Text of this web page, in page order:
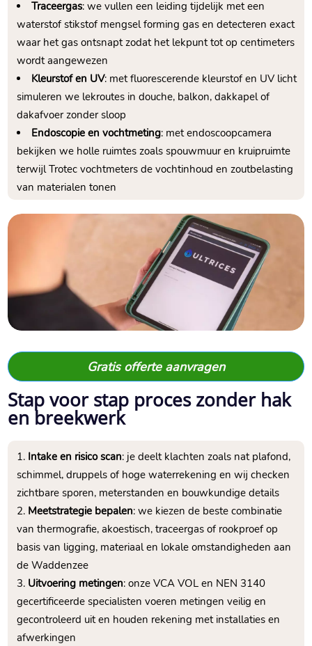
Traceergas: we vullen een leiding tijdelijk met een
waterstof stikstof mengsel forming gas en detecteren exact
waar het gas ontsnapt zodat het lekpunt tot op centimeters
wordt aangewezen
Kleurstof en UV: met fluorescerende kleurstof en UV licht
simuleren we lekroutes in douche, balkon, dakkapel of
dakafvoer zonder sloop
Endoscopie en vochtmeting: met endoscoopcamera
bekijken we holle ruimtes zoals spouwmuur en kruipruimte
terwijl Trotec vochtmeters de vochtinhoud en zoutbelasting
van materialen tonen
Gratis offerte aanvragen
Stap voor stap proces zonder hak
en breekwerk
Intake en risico scan: je deelt klachten zoals nat plafond,
schimmel, druppels of hoge waterrekening en wij checken
zichtbare sporen, meterstanden en bouwkundige details
Meetstrategie bepalen: we kiezen de beste combinatie
van thermografie, akoestisch, traceergas of rookproef op
basis van ligging, materiaal en lokale omstandigheden aan
de Waddenzee
Uitvoering metingen: onze VCA VOL en NEN 3140
gecertificeerde specialisten voeren metingen veilig en
gecontroleerd uit en houden rekening met installaties en
afwerkingen